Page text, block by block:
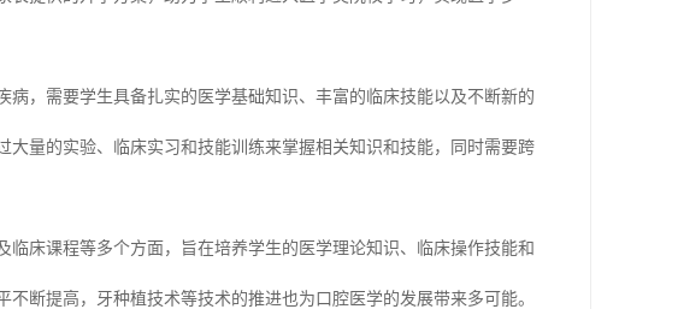
，需要学生具备扎实的医学基础知识、丰富的临床技能以及不断新的
量的实验、临床实习和技能训练来掌握相关知识和技能，同时需要跨
床课程等多个方面，旨在培养学生的医学理论知识、临床操作技能和
断提高，牙种植技术等技术的推进也为口腔医学的发展带来多可能。